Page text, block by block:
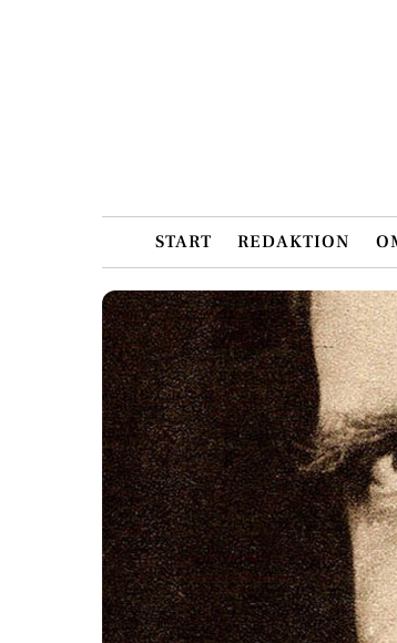
START REDAKTION